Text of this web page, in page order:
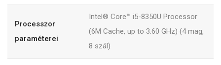
Processzor
paraméterei
Intel® Core™ i5-8350U Processor
(6M Cache, up to 3.60 GHz) (4 mag,
8 szál)